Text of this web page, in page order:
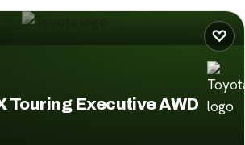
♡
Touring Executive AWD